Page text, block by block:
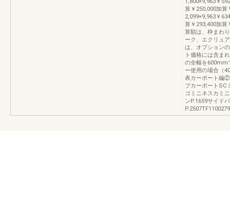
算￥250,000加算
2,099×9,963￥
算￥293,400加算
算額は、枠まわ
ーク、エクリュ
は、オプション
ト価格には含ま
の全幅を600mm
ー使用の場合（
表カーポート編②
プカーポートSC
ゴミニネスカミ
ンP.1659サイド
P.2507TF1100279